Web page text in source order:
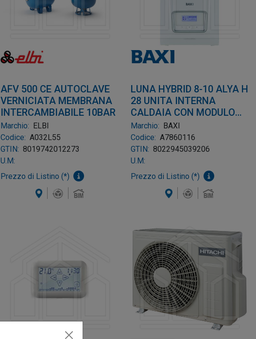
AFV 500 CE AUTOCLAVE
VERNICIATA MEMBRANA
INTERCAMBIABILE 10BAR
Marchio: ELBI
Codice: A032L55
GTIN: 8019742012273
U.M:
Prezzo di Listino (*)
LUNA HYBRID 8-10 ALYA H
28 UNITA INTERNA
CALDAIA CON MODULO
IDRAULICO
Marchio: BAXI
Codice: A7860116
GTIN: 8022945039206
U.M:
Prezzo di Listino (*)